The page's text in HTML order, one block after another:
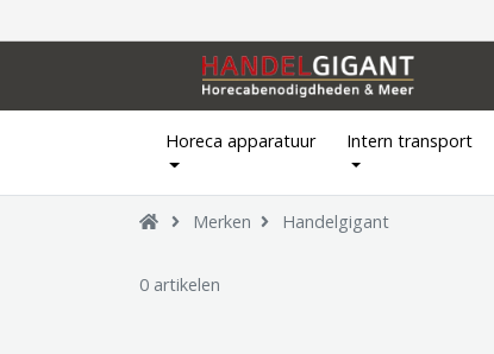
Horeca apparatuur Intern transport
Merken Handelgigant
0 artikelen